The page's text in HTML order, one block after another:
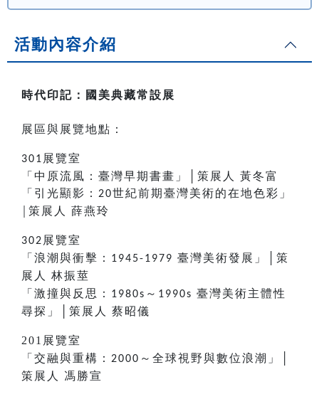
活動內容介紹
時代印記：國美典藏常設展
展區與展覽地點：
301 展覽室
「中原流風：臺灣早期書畫」│策展人
黃冬富
「引光顯影： 20世紀前期臺灣美術的在地色彩」
策展人 薛燕玲
302 展覽室
「浪潮與衝擊： 1945-1979 臺灣美術發展」│策
展人
林振莖
「激撞與反思： 1980s ～ 1990s 臺灣美術主體性
尋探」│策展人
蔡昭儀
201展覽室
「交融與重構： 2000 ～全球視野與數位浪潮」│
策展人
馮勝宣